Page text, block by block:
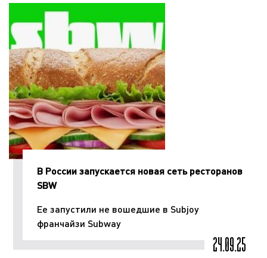
В России запускается новая сеть ресторанов
SBW
Ее запустили не вошедшие в Subjoy
франчайзи Subway
24.09.25